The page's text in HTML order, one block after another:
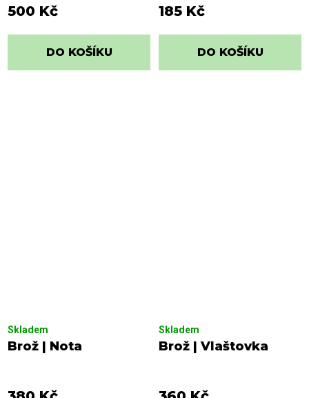
500 Kč
DO KOŠÍKU
185 Kč
DO KOŠÍKU
Brož | Nota
Skladem
Brož | Vlaštovka
Skladem